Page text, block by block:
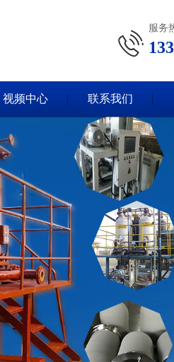
服务
视频中心 联系我们